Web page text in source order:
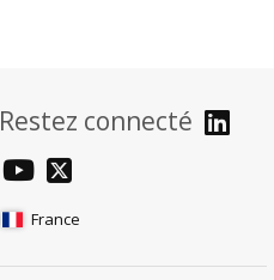
Restez connecté
France